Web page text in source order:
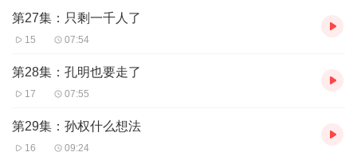
第27集：只剩一千人了
15 07:54
第28集：孔明也要走了
17 07:55
第29集：孙权什么想法
16 09:24